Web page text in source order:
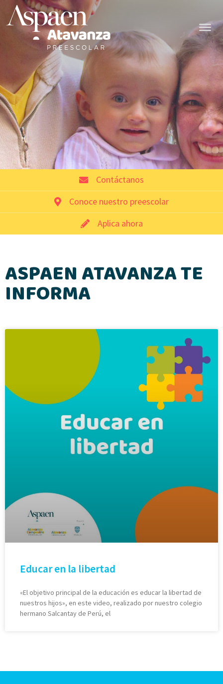
Contáctanos
Conoce nuestro preescolar
Aplica ahora
ASPAEN ATAVANZA TE
INFORMA
Educar en la libertad
«El objetivo principal de la educación es educar la libertad de
nuestros hijos», en este video, realizado por nuestro colegio
hermano Salcantay de Perú, el